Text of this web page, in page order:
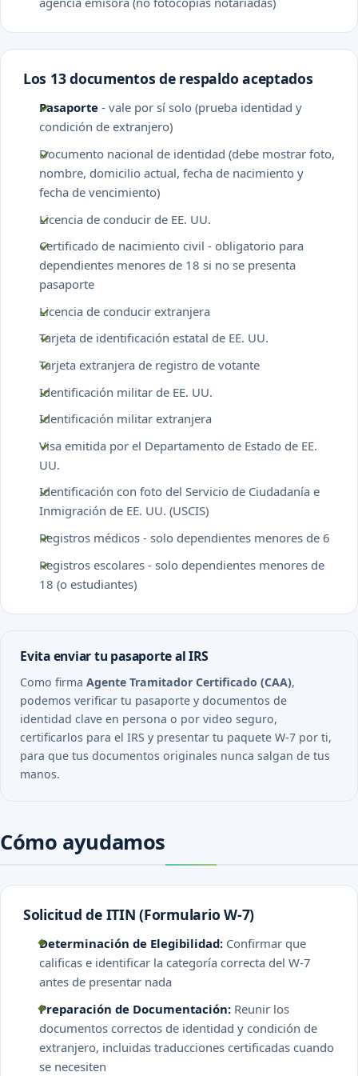
Los 13 documentos de respaldo aceptados
Pasaporte - vale por sí solo (prueba identidad y
condición de extranjero)
Documento nacional de identidad (debe mostrar foto,
nombre, domicilio actual, fecha de nacimiento y
fecha de vencimiento)
Licencia de conducir de EE. UU.
Certificado de nacimiento civil - obligatorio para
dependientes menores de 18 si no se presenta
pasaporte
Licencia de conducir extranjera
Tarjeta de identificación estatal de EE. UU.
Tarjeta extranjera de registro de votante
Identificación militar de EE. UU.
Identificación militar extranjera
Visa emitida por el Departamento de Estado de EE.
UU.
Identificación con foto del Servicio de Ciudadanía e
Inmigración de EE. UU. (USCIS)
Registros médicos - solo dependientes menores de 6
Registros escolares - solo dependientes menores de
18 (o estudiantes)
Evita enviar tu pasaporte al IRS
Como firma Agente Tramitador Certificado (CAA),
podemos verificar tu pasaporte y documentos de
identidad clave en persona o por video seguro,
certificarlos para el IRS y presentar tu paquete W-7 por ti,
para que tus documentos originales nunca salgan de tus
manos.
Cómo ayudamos
Solicitud de ITIN (Formulario W-7)
Determinación de Elegibilidad: Confirmar que
calificas e identificar la categoría correcta del W-7
antes de presentar nada
Preparación de Documentación: Reunir los
documentos correctos de identidad y condición de
extranjero, incluidas traducciones certificadas cuando
se necesiten